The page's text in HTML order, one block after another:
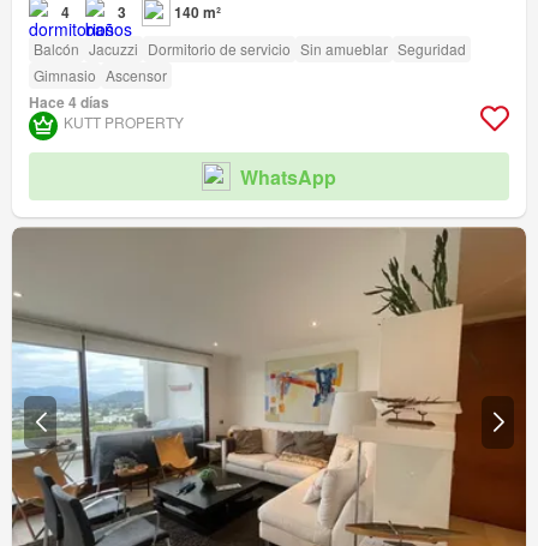
4 3 140 m²
Balcón Jacuzzi Dormitorio de servicio Sin amueblar Seguridad
Gimnasio Ascensor
Hace 4 días
KUTT PROPERTY
WhatsApp